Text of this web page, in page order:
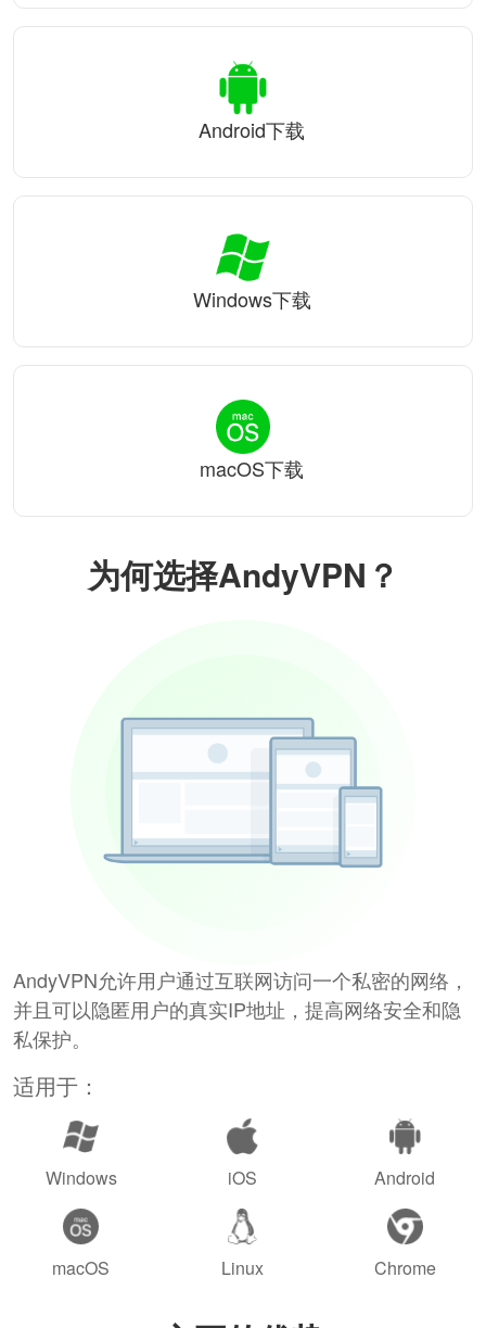
为何选择AndyVPN？
AndyVPN允许用户通过互联网访问一个私密的网络，
并且可以隐匿用户的真实IP地址，提高网络安全和隐
私保护。
适用于：
Windows iOS Android
macOS Linux Chrome
Android下载
Windows下载
macOS下载